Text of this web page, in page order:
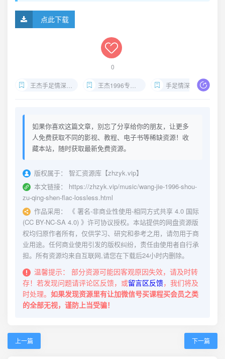
点此下载
0
王杰手足情深无损下载 王杰1996专辑Flac 手足情深歌曲背后的故事
如果你喜欢这篇文章，别忘了分享给你的朋友，让更多
人免费获取不同的影视、教程、电子书等稀缺资源！收
藏本站，随时获取最新免费资源。
版权属于：
智汇资源库【zhzyk.vip】
本文链接：
https://zhzyk.vip/music/wang-jie-1996-shou-
zu-qing-shen-flac-lossless.html
作品采用：
《 署名-非商业性使用-相同方式共享 4.0 国际
(CC BY-NC-SA 4.0) 》许可协议授权。本站提供的网盘资源版
权均归原作者所有，仅供学习、研究和参考之用，请勿用于商
业用途。任何商业使用引发的版权纠纷，责任由使用者自行承
担。所有资源均来自互联网,请您在下载后24小时内删除。
温馨提示：
部分资源可能因客观原因失效，请及时转
存！若发现问题请评论区反馈，或留言区反馈，我们将及
时处理。 如果发现资源里有让加微信号买课程买会员之类
的全部无视，谨防上当受骗！
上一篇 下一篇